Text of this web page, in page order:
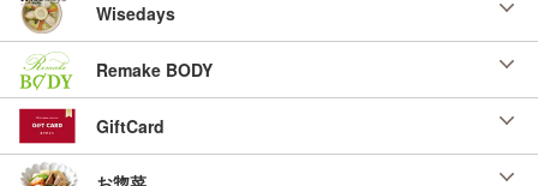
Wisedays
Remake BODY
GiftCard